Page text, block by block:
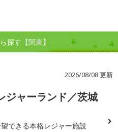
探す【関東】
2026/08/08 更新
ジャーランド／茨城
できる本格レジャー施設